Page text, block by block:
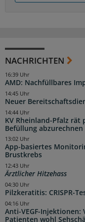
NACHRICHTEN
AMD: Nachfüllbares
16:39 Uhr
Neuer
14:45 Uhr
KV Rheinland-Pfalz
Befüllung abzurechnen
14:44 Uhr
App-basiertes
Brustkrebs
13:02 Uhr
Ärztlicher Hitzehass
12:43 Uhr
Pilzkeratitis: CRISPR-
04:30 Uhr
Anti-VEGF-Injektionen:
Patienten wohl
04:16 Uhr